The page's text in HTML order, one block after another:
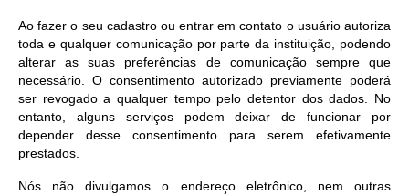
Ao fazer o seu cadastro ou entrar em contato o usuário autoriza
toda e qualquer comunicação por parte da instituição, podendo
alterar as suas preferências de comunicação sempre que
necessário. O consentimento autorizado previamente poderá
ser revogado a qualquer tempo pelo detentor dos dados. No
entanto, alguns serviços podem deixar de funcionar por
depender desse consentimento para serem efetivamente
prestados.
Nós não divulgamos o endereço eletrônico, nem outras